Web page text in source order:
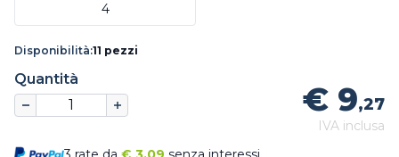
4
Disponibilità:11 pezzi
Quantità
€ 9,27
IVA inclusa